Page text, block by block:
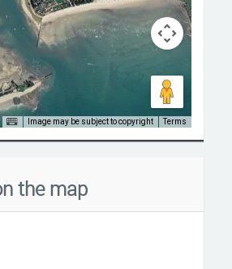
Image may be subject to copyright Terms
the map